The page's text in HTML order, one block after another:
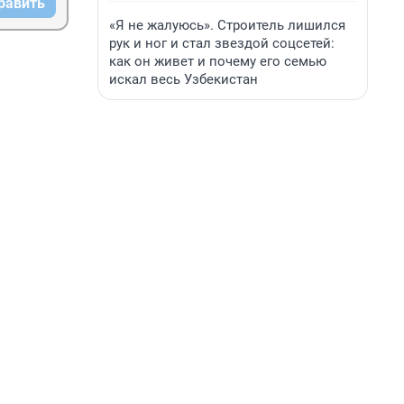
«Я не жалуюсь». Строитель лишился
рук и ног и стал звездой соцсетей:
как он живет и почему его семью
искал весь Узбекистан